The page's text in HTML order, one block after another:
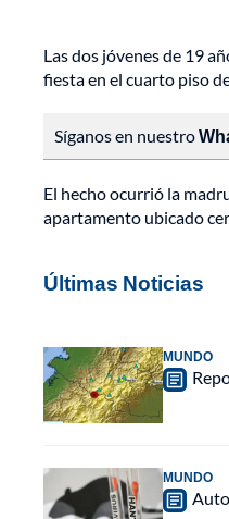
Las dos jóvenes de 19
fiesta en el cuarto piso
Síganos en nuestro
El hecho ocurrió la
apartamento ubicado
Últimas Noticias
MUNDO
MUNDO